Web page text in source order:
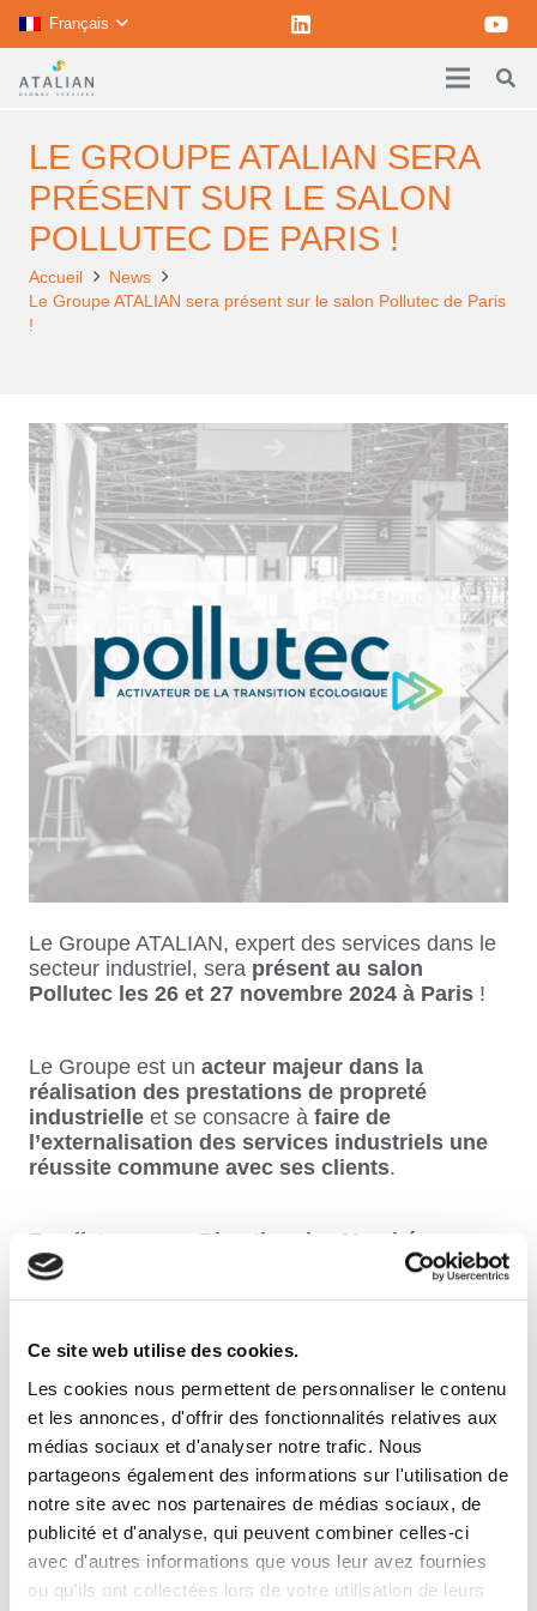
Ce site web utilise des cookies.
Les cookies nous permettent de personnaliser le contenu
et les annonces, d'offrir des fonctionnalités relatives aux
médias sociaux et d'analyser notre trafic. Nous
partageons également des informations sur l'utilisation de
notre site avec nos partenaires de médias sociaux, de
publicité et d'analyse, qui peuvent combiner celles-ci
avec d'autres informations que vous leur avez fournies
ou qu'ils ont collectées lors de votre utilisation de leurs
Français
LE GROUPE ATALIAN SERA
PRÉSENT SUR LE SALON
POLLUTEC DE PARIS !
Accueil
News
Le Groupe ATALIAN sera présent sur le salon Pollutec de Paris
!
Le Groupe ATALIAN, expert des services dans le
secteur industriel, sera présent au salon
Pollutec les 26 et 27 novembre 2024 à Paris !
Le Groupe est un acteur majeur dans la
réalisation des prestations de propreté
industrielle et se consacre à faire de
l’externalisation des services industriels une
réussite commune avec ses clients.
En effet,
avec sa Direction des Marchés
Industriels, le Groupe accompagne plus de
– dans leurs enjeux et besoins quotidiens.
Nos équipes dédiées aux marchés industriels
vous présenteront:
des techniques de nettoyage spécifiques
(cryogénie, laser, vapeur…)
des solutions in situ pour la supply chain